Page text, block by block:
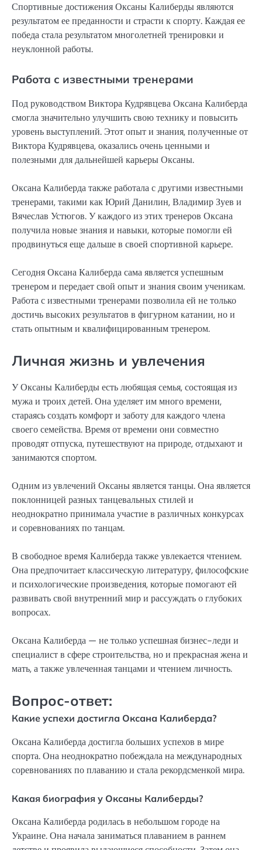
Спортивные достижения Оксаны Калиберды являются
результатом ее преданности и страсти к спорту. Каждая ее
победа стала результатом многолетней тренировки и
неуклонной работы.
Работа с известными тренерами
Под руководством Виктора Кудрявцева Оксана Калиберда
смогла значительно улучшить свою технику и повысить
уровень выступлений. Этот опыт и знания, полученные от
Виктора Кудрявцева, оказались очень ценными и
полезными для дальнейшей карьеры Оксаны.
Оксана Калиберда также работала с другими известными
тренерами, такими как Юрий Данилин, Владимир Зуев и
Вячеслав Устюгов. У каждого из этих тренеров Оксана
получила новые знания и навыки, которые помогли ей
продвинуться еще дальше в своей спортивной карьере.
Сегодня Оксана Калиберда сама является успешным
тренером и передает свой опыт и знания своим ученикам.
Работа с известными тренерами позволила ей не только
достичь высоких результатов в фигурном катании, но и
стать опытным и квалифицированным тренером.
Личная жизнь и увлечения
У Оксаны Калиберды есть любящая семья, состоящая из
мужа и троих детей. Она уделяет им много времени,
стараясь создать комфорт и заботу для каждого члена
своего семейства. Время от времени они совместно
проводят отпуска, путешествуют на природе, отдыхают и
занимаются спортом.
Одним из увлечений Оксаны является танцы. Она является
поклонницей разных танцевальных стилей и
неоднократно принимала участие в различных конкурсах
и соревнованиях по танцам.
В свободное время Калиберда также увлекается чтением.
Она предпочитает классическую литературу, философские
и психологические произведения, которые помогают ей
развивать свой внутренний мир и рассуждать о глубоких
вопросах.
Оксана Калиберда — не только успешная бизнес-леди и
специалист в сфере строительства, но и прекрасная жена и
мать, а также увлеченная танцами и чтением личность.
Вопрос-ответ:
Какие успехи достигла Оксана Калиберда?
Оксана Калиберда достигла больших успехов в мире
спорта. Она неоднократно побеждала на международных
соревнованиях по плаванию и стала рекордсменкой мира.
Какая биография у Оксаны Калиберды?
Оксана Калиберда родилась в небольшом городе на
Украине. Она начала заниматься плаванием в раннем